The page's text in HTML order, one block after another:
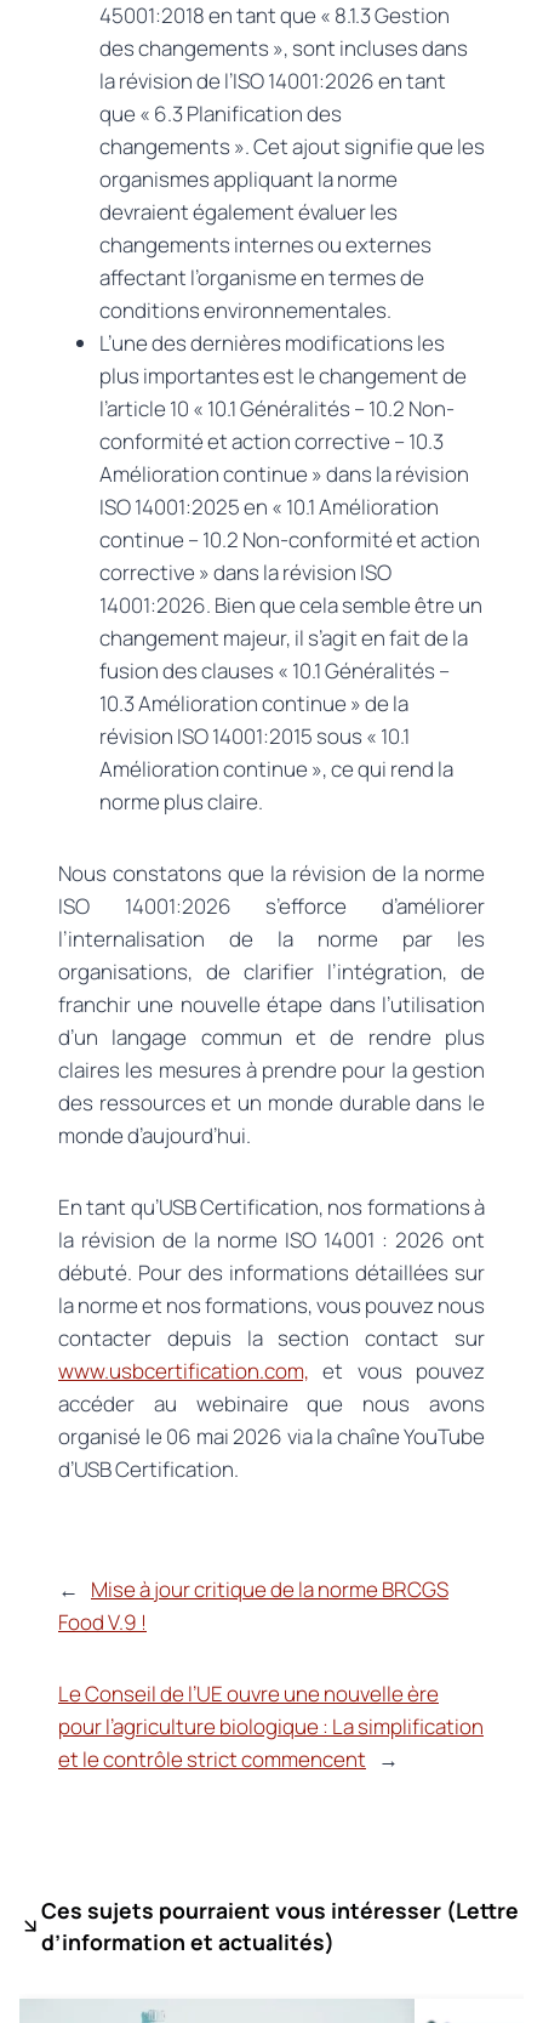
45001:2018 en tant que « 8.1.3 Gestion
des changements », sont incluses dans
la révision de l’ISO 14001:2026 en tant
que « 6.3 Planification des
changements ». Cet ajout signifie que les
organismes appliquant la norme
devraient également évaluer les
changements internes ou externes
affectant l’organisme en termes de
conditions environnementales.
L’une des dernières modifications les
plus importantes est le changement de
l’article 10 « 10.1 Généralités – 10.2 Non-
conformité et action corrective – 10.3
Amélioration continue » dans la révision
ISO 14001:2025 en « 10.1 Amélioration
continue – 10.2 Non-conformité et action
corrective » dans la révision ISO
14001:2026. Bien que cela semble être un
changement majeur, il s’agit en fait de la
fusion des clauses « 10.1 Généralités –
10.3 Amélioration continue » de la
révision ISO 14001:2015 sous « 10.1
Amélioration continue », ce qui rend la
norme plus claire.
Nous constatons que la révision de la norme
ISO 14001:2026 s’efforce d’améliorer
l’internalisation de la norme par les
organisations, de clarifier l’intégration, de
franchir une nouvelle étape dans l’utilisation
d’un langage commun et de rendre plus
claires les mesures à prendre pour la gestion
des ressources et un monde durable dans le
monde d’aujourd’hui.
En tant qu’USB Certification, nos formations à
la révision de la norme ISO 14001 : 2026 ont
débuté. Pour des informations détaillées sur
la norme et nos formations, vous pouvez nous
contacter depuis la section contact sur
www.usbcertification.com, et vous pouvez
accéder au webinaire que nous avons
organisé le 06 mai 2026 via la chaîne YouTube
d’USB Certification.
←
Mise à jour critique de la norme BRCGS
Food V.9 !
Le Conseil de l’UE ouvre une nouvelle ère
pour l’agriculture biologique : La simplification
et le contrôle strict commencent
→
Ces sujets pourraient vous intéresser (Lettre
d’information et actualités)